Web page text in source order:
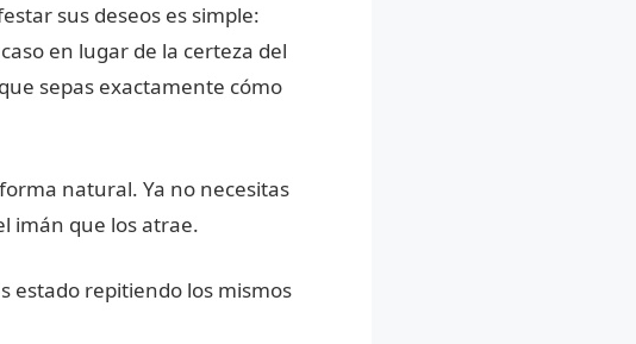
sus deseos es simple:
en lugar de la certeza del
sepas exactamente cómo
natural. Ya no necesitas
imán que los atrae.
estado repitiendo los mismos